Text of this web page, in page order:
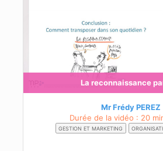
La reconnaissance
Mr Frédy PEREZ
Durée de la vidéo : 20
GESTION ET MARKETING